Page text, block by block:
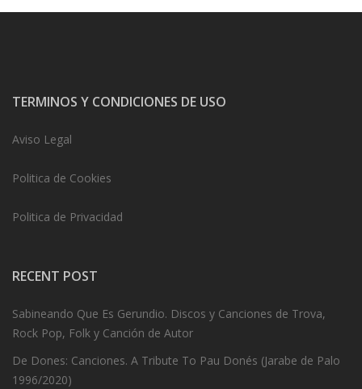
TERMINOS Y CONDICIONES DE USO
Aviso Legal
Politica de Cookies
Politica de Privacidad
RECENT POST
Sabineando Que Es Gerundio. Discos y Canciones de Trova,
Rock Pop, Folk y Canción de Autor
De Dones: Canciones. A Tribute To Pau Donés (Jarabe de Palo
1996/2020)